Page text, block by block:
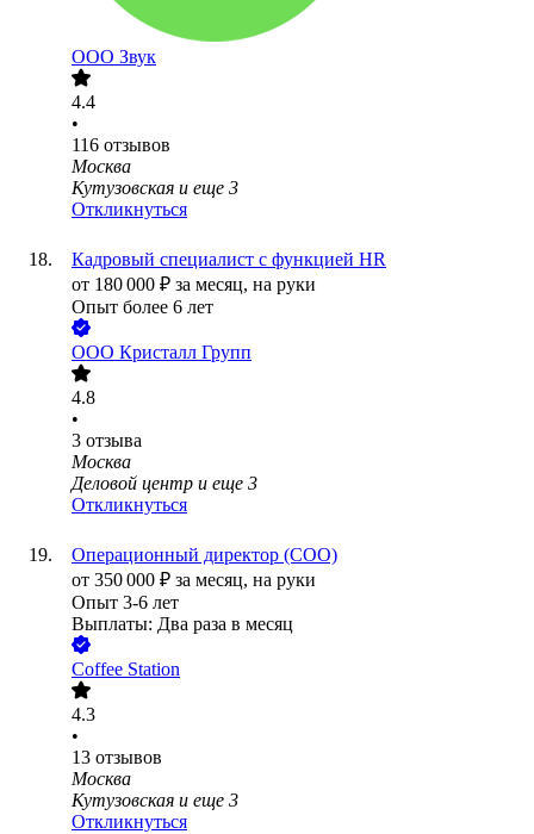
ООО Звук
4.4
•
116 отзывов
Москва
Кутузовская и еще 3
Откликнуться
Кадровый специалист с функцией HR
от 180 000 ₽ за месяц, на руки
Опыт более 6 лет
ООО Кристалл Групп
4.8
•
3 отзыва
Москва
Деловой центр и еще 3
Откликнуться
Операционный директор (COO)
от 350 000 ₽ за месяц, на руки
Опыт 3-6 лет
Выплаты: Два раза в месяц
Coffee Station
4.3
•
13 отзывов
Москва
Кутузовская и еще 3
Откликнуться